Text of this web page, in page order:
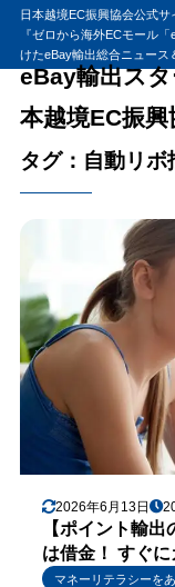
日本越境EC振興協会公式
『ゼロから海外ECモール
けたeBay輸出総合ニュース
eBay輸出ス
本越境EC振興
タグ：自動リボ
2026年6月13日
【ポイント輸
は借金！ すぐ
マネーリテラシーを